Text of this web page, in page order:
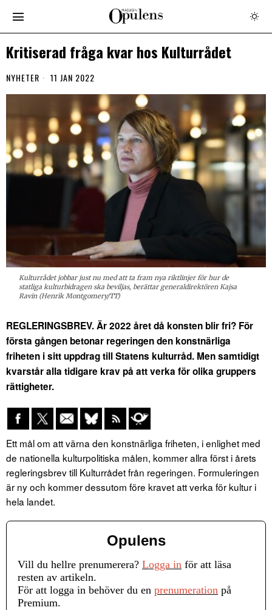
Kritiserad fråga kvar hos Kulturrådet
NYHETER 11 JAN 2022
Kulturrådet jobbar just nu med att ta fram nya riktlinjer för hur de
statliga kulturbidragen ska beviljas, berättar generaldirektören Kajsa
Ravin (Henrik Montgomery/TT)
REGLERINGSBREV. Är 2022 året då konsten blir fri? För
första gången betonar regeringen den konstnärliga
friheten i sitt uppdrag till Statens kulturråd. Men samtidigt
kvarstår alla tidigare krav på att verka för olika gruppers
rättigheter.
Ett mål om att värna den konstnärliga friheten, i enlighet med
de nationella kulturpolitiska målen, kommer allra först i årets
regleringsbrev till Kulturrådet från regeringen. Formuleringen
är ny och kommer dessutom före kravet att verka för kultur i
hela landet.
Opulens
Vill du hellre prenumerera? Logga in för att läsa
resten av artikeln.
För att logga in behöver du en prenumeration på
Premium.